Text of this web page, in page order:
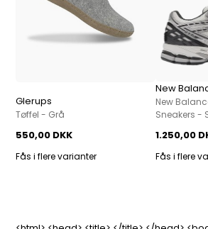
Glerups
Tøffel - Grå
550,00 DKK
Fås i flere varianter
New
New
Sneakers -
1.250,00
Fås i flere